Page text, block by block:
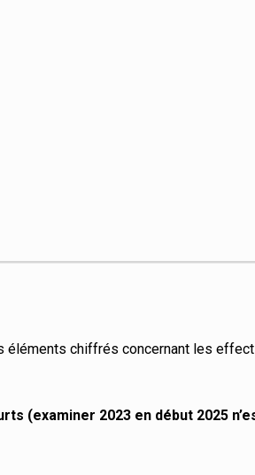
éléments chiffrés concernant les
(examiner 2023 en début 2025